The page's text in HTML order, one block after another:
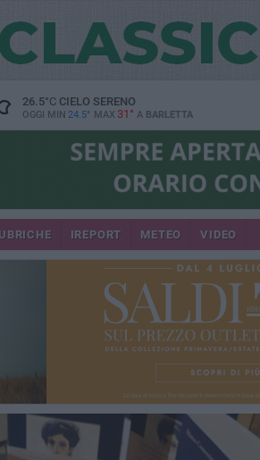
26.5°CCIELO SERENO
OGGI MIN 24.5° MAX 31° A BARLETTA
IREPORT METEO VIDEO